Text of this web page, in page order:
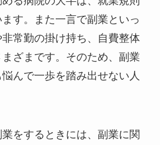
す。また一言で副業といっ
常勤の掛け持ち、自費整体
ざまです。そのため、副業
んで一歩を踏み出せない人
をするときには、副業に関